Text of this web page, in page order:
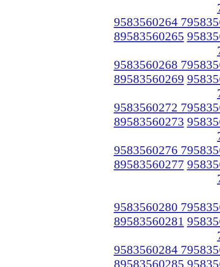
9583560264
89583560265
9583560268
89583560269
9583560272
89583560273
9583560276
89583560277
9583560280
89583560281
9583560284
89583560285